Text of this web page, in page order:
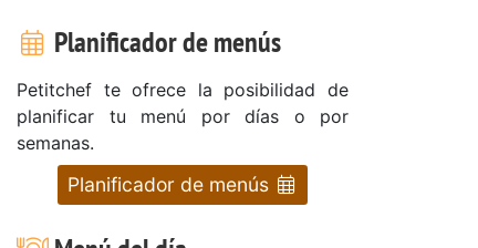
Planificador de menús
Petitchef te ofrece la posibilidad de
planificar tu menú por días o por
semanas.
Planificador de menús